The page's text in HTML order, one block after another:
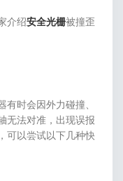
介绍安全光栅被撞歪
有时会因外力碰撞、
无法对准，出现误报
可以尝试以下几种快